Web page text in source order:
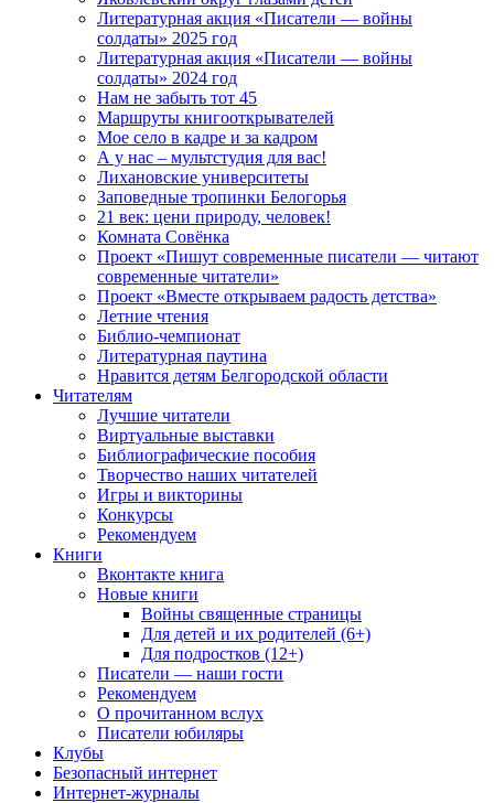
Литературная акция «Писатели — войны
солдаты» 2025 год
Литературная акция «Писатели — войны
солдаты» 2024 год
Нам не забыть тот 45
Маршруты книгооткрывателей
Мое село в кадре и за кадром
А у нас – мультстудия для вас!
Лихановские университеты
Заповедные тропинки Белогорья
21 век: цени природу, человек!
Комната Совёнка
Проект «Пишут современные писатели — читают
современные читатели»
Проект «Вместе открываем радость детства»
Летние чтения
Библио-чемпионат
Литературная паутина
Нравится детям Белгородской области
Читателям
Лучшие читатели
Виртуальные выставки
Библиографические пособия
Творчество наших читателей
Игры и викторины
Конкурсы
Рекомендуем
Книги
Вконтакте книга
Новые книги
Войны священные страницы
Для детей и их родителей (6+)
Для подростков (12+)
Писатели — наши гости
Рекомендуем
О прочитанном вслух
Писатели юбиляры
Клубы
Безопасный интернет
Интернет-журналы